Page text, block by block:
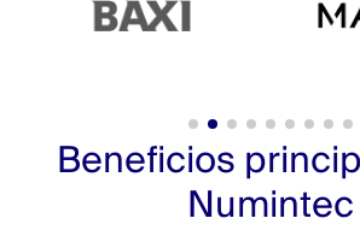
Beneficios
Numintec